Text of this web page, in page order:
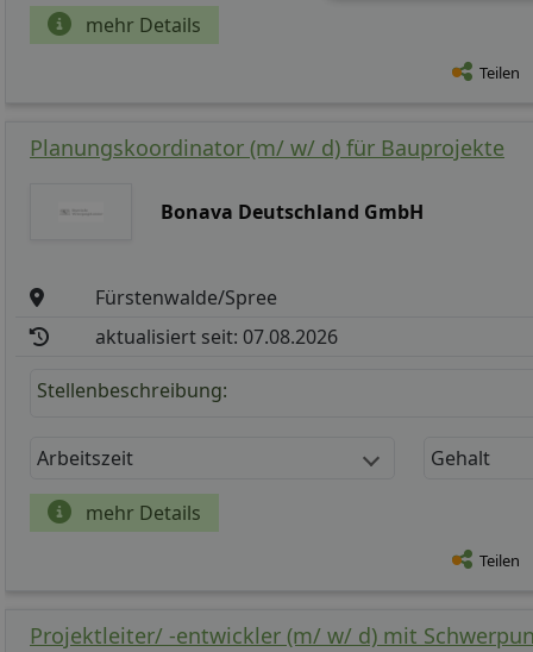
mehr Details
Teilen
Planungskoordinator (m/ w/ d) für Bauprojekte
Bonava Deutschland GmbH
Fürstenwalde/Spree
aktualisiert seit: 07.08.2026
Stellenbeschreibung:
Arbeitszeit Gehalt
mehr Details
Teilen
Projektleiter/ -entwickler (m/ w/ d) mit